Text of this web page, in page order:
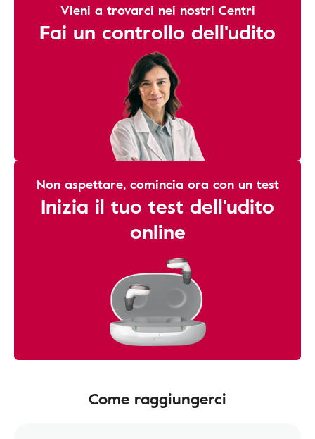
Vieni a trovarci nei nostri Centri
Fai un controllo dell'udito
Non aspettare, comincia ora con un test
Inizia il tuo test dell'udito
online
Come raggiungerci